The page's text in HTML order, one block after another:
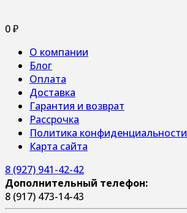
0₽
О компании
Блог
Оплата
Доставка
Гарантия и возврат
Рассрочка
Политика конфиденциальности
Карта сайта
8 (927) 941-42-42
Дополнительный телефон:
8 (917) 473-14-43